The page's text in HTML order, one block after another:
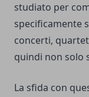
studiato per
specificamente
concerti,
quindi non solo
La sfida con